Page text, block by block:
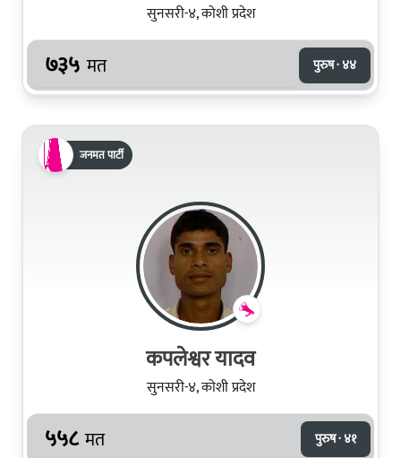
सुनसरी-४, कोशी प्रदेश
७३५ मत पुरुष · ४४
जनमत पार्टी
कपलेश्वर यादव
सुनसरी-४, कोशी प्रदेश
५५८ मत पुरुष · ४१